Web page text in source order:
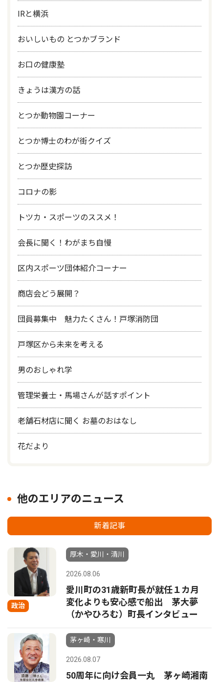
IRと横浜
おいしいもの とつかブランド
お口の健康塾
きょうは漢方の話
とつか動物園コーナー
とつか博士のわが街クイズ
とつか歴史探訪
コロナの影
トツカ・スポーツのススメ！
会長に聞く！わがまち自慢
区内スポーツ団体紹介コーナー
商店会どう展開？
団員募集中 魅力たくさん！戸塚消防団
戸塚区から未来を考える
男のおしゃれ学
管理栄養士・馬場さんが話すポイント
老舗石材店に聞く お墓のおはなし
花だより
他のエリアのニュース
新着記事
政治
厚木・愛川・清川
2026.08.06
愛川町の31歳新町長が就任１カ月
変化よりも安心感で船出 茅大夢
（かやひろむ）町長インタビュー
茅ヶ崎・寒川
2026.08.07
50周年に向け会員一丸 茅ヶ崎湘南